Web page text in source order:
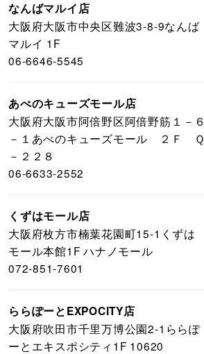
なんばマルイ店
大阪府大阪市中央区難波3-8-9なんば
マルイ 1F
06-6646-5545
あべのキューズモール店
大阪府大阪市阿倍野区阿倍野筋１－６
－１あべのキューズモール ２Ｆ Ｑ
－２２８
06-6633-2552
くずはモール店
大阪府枚方市楠葉花園町15-1くずは
モール本館1F ハナノモール
072-851-7601
ららぽーとEXPOCITY店
大阪府吹田市千里万博公園2-1ららぽ
ーとエキスポシティ1F 10620